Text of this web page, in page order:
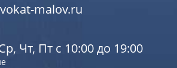
malov.ru
Чт, Пт с 10:00 до 19:00